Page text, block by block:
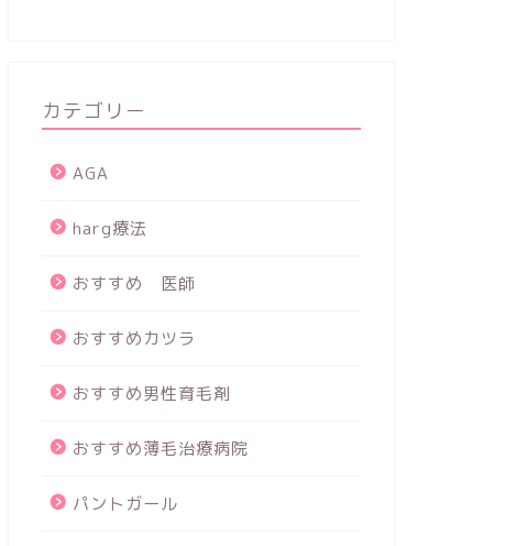
カテゴリー
AGA
harg療法
おすすめ 医師
おすすめカツラ
おすすめ男性育毛剤
おすすめ薄毛治療病院
パントガール